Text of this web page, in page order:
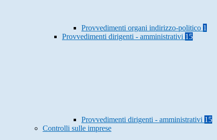
Provvedimenti organi indirizzo-politico 1
Provvedimenti dirigenti - amministrativi 15
Provvedimenti dirigenti - amministrativi 15
Controlli sulle imprese